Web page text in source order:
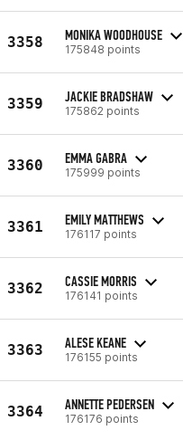
3358 MONIKA WOODHOUSE
175848 points
3359 JACKIE BRADSHAW
175862 points
3360 EMMA GABRA
175999 points
3361 EMILY MATTHEWS
176117 points
3362 CASSIE MORRIS
176141 points
3363 ALESE KEANE
176155 points
3364 ANNETTE PEDERSEN
176176 points